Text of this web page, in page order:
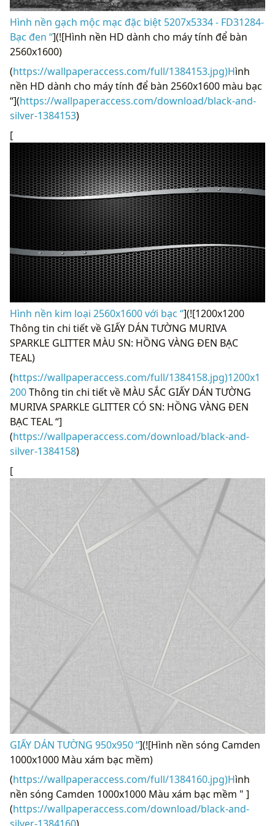
Hình nền gạch mộc mạc đặc biệt 5207x5334 - FD31284-
Bạc đen “](![Hình nền HD dành cho máy tính để bàn
2560x1600)
(https://wallpaperaccess.com/full/1384153.jpg)Hình
nền HD dành cho máy tính để bàn 2560x1600 màu bạc
“](https://wallpaperaccess.com/download/black-and-
silver-1384153)
[
Hình nền kim loại 2560x1600 với bạc “](![1200x1200
Thông tin chi tiết về GIẤY DÁN TƯỜNG MURIVA
SPARKLE GLITTER MÀU SN: HỒNG VÀNG ĐEN BẠC
TEAL)
(https://wallpaperaccess.com/full/1384158.jpg)1200x1
200Thông tin chi tiết về MÀU SẮC GIẤY DÁN TƯỜNG
MURIVA SPARKLE GLITTER CÓ SN: HỒNG VÀNG ĐEN
BẠC TEAL “]
(https://wallpaperaccess.com/download/black-and-
silver-1384158)
[
GIẤY DÁN TƯỜNG 950x950 “](![Hình nền sóng Camden
1000x1000 Màu xám bạc mềm)
(https://wallpaperaccess.com/full/1384160.jpg)Hình
nền sóng Camden 1000x1000 Màu xám bạc mềm " ]
(https://wallpaperaccess.com/download/black-and-